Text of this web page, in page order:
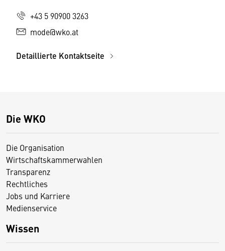
+43 5 90900 3263
mode@wko.at
Detaillierte Kontaktseite
Die WKO
Die Organisation
Wirtschaftskammerwahlen
Transparenz
Rechtliches
Jobs und Karriere
Medienservice
Wissen